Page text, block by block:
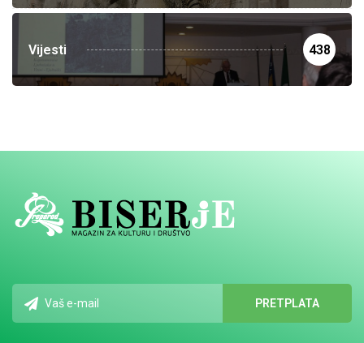
Vijesti 438